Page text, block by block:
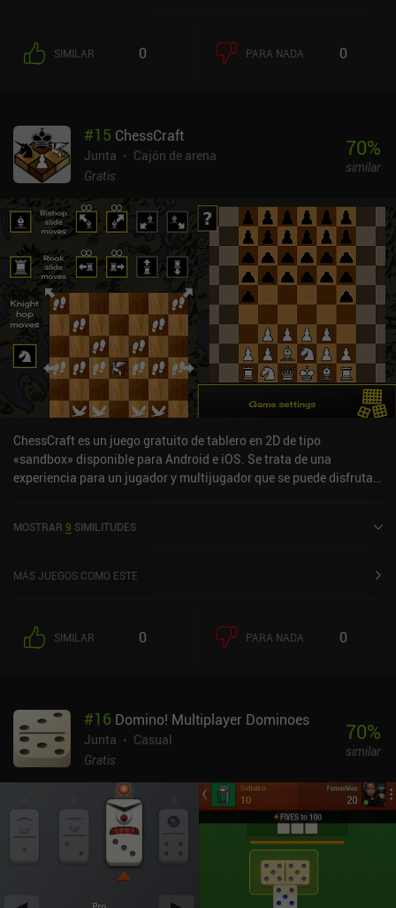
SIMILAR 0 PARA NADA 0
#15 ChessCraft
Junta
Cajón de arena
Gratis
70%
similar
ChessCraft es un juego gratuito de tablero en 2D de tipo
«sandbox» disponible para Android e iOS. Se trata de una
experiencia para un jugador y multijugador que se puede disfrutar
de 4,5 sobre 5,0 en Google Play y de 4,1 sobre 5,0 en la App Store
MOSTRAR 9 SIMILITUDES
MÁS JUEGOS COMO ESTE
SIMILAR 0 PARA NADA 0
#16 Domino! Multiplayer Dominoes
Junta
Casual
Gratis
70%
similar